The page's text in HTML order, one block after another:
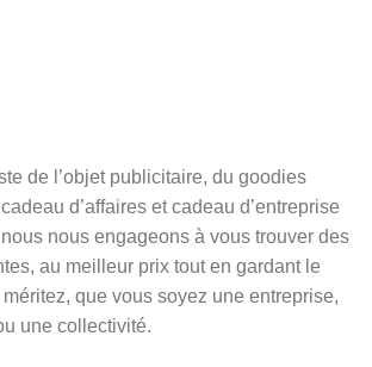
de l’objet publicitaire, du goodies
d’affaires et cadeau d’entreprise
nous engageons à vous trouver des
au meilleur prix tout en gardant le
que vous soyez une entreprise,
une collectivité.